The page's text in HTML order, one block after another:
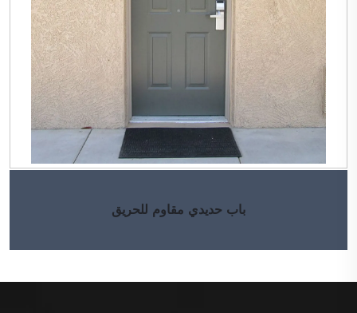
باب حديدي مقاوم للحريق